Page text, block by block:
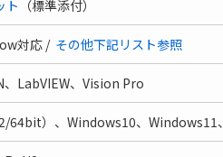
ト （標準添付）
対応 / その他下記リスト参照
LabVIEW、Vision Pro
）、Windows10、Windows11、